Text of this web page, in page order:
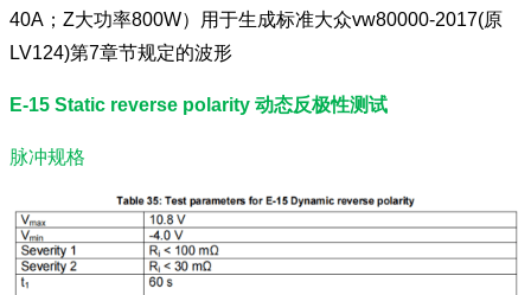
40A；Z大功率800W）用于生成标准大众vw80000-2017(原
LV124)第7章节规定的波形
E-15 Static reverse polarity 动态反极性测试
脉冲规格